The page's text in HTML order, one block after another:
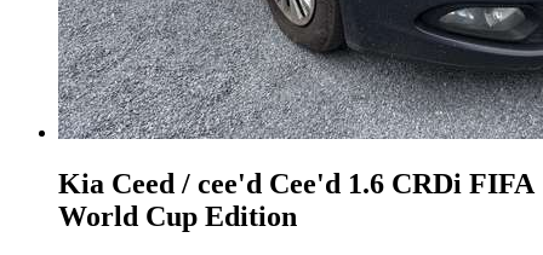
Kia Ceed / cee'd Cee'd 1.6 CRDi FIFA
World Cup Edition